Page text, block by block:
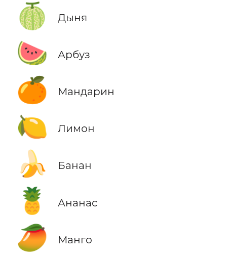
🍈 Дыня
🍉 Арбуз
🍊 Мандарин
🍋 Лимон
🍌 Банан
🍍 Ананас
🥭 Манго